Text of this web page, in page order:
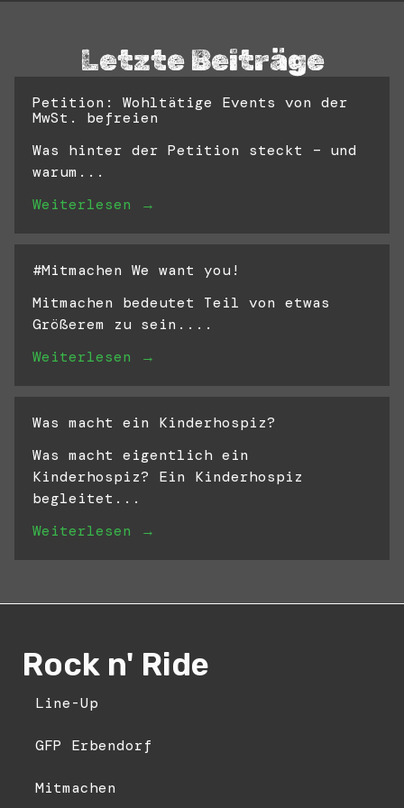
Letzte Beiträge
Petition: Wohltätige Events von der
MwSt. befreien
Was hinter der Petition steckt – und
warum...
Weiterlesen →
#Mitmachen We want you!
Mitmachen bedeutet Teil von etwas
Größerem zu sein....
Weiterlesen →
Was macht ein Kinderhospiz?
Was macht eigentlich ein
Kinderhospiz? Ein Kinderhospiz
begleitet...
Weiterlesen →
Rock n' Ride
Line-Up
GFP Erbendorf
Mitmachen